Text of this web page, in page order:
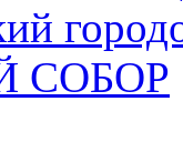
СОБОР